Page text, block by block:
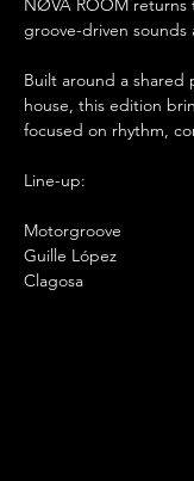
NØVA ROOM returns
groove-driven
Built around a shared
house, this edition
focused on rhythm,
Line-up:
Motorgroove
Guille López
Clagosa